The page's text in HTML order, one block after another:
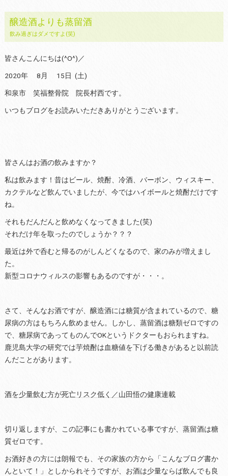
醸造酒よりも蒸留酒
飲み過ぎはダメですよ(笑)
皆さんこんにちは(^O^)／
2020年 8月 15日 (土)
和泉市 笑福整骨院 院長村西です。
いつもブログをお読みいただきありがとうございます。
皆さんはお酒の飲みますか？
私は飲みます！昔はビール、焼酎、冷酒、バーボン、ウィスキー、
カクテルなど飲んでいましたが、今ではハイボールと焼酎だけです
ね。
それもだんだんと飲めなくなってきました(笑)
それだけ年を取ったのでしょうか？？？
最近は外で呑むと帰るのがしんどくなるので、家のみが増えまし
た。
新型コロナウィルスの影響もあるのですが・・・。
さて、そんなお酒ですが、醸造酒には糖質が含まれているので、糖
尿病の方はもちろん飲めません。しかし、蒸留酒は糖類ゼロですの
で、糖尿病であってものんでOKというドクターもおられますね。
鹿児島大学の研究では芋焼酎は血糖値を下げる働きがあると以前読
んだことがあります。
酒を少量飲む方が死亡リスク低く／山田悟の健康連載
切り返しますが、この記事にも書かれている事ですが、蒸留酒は糖
質ゼロです。
お酒好きの方には朗報でも、その家族の方から「こんなブログ書か
んといて！」としかられそうですが、お酒は少量ならば飲んでも良